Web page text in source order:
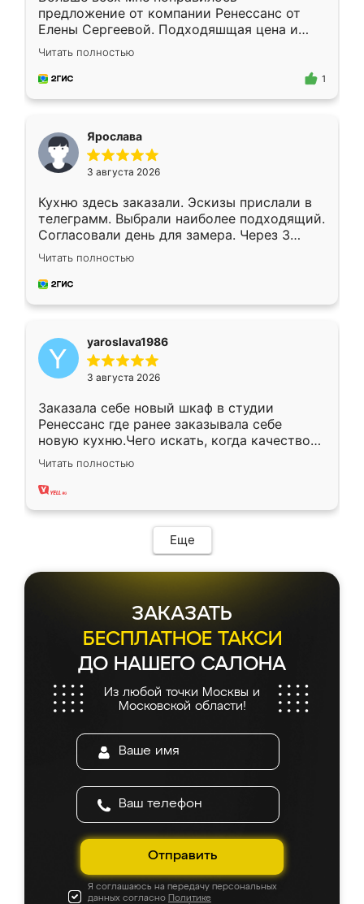
предложение от компании Ренессанс от
Елены Сергеевой. Подходяшщая цена и
короткие сроки изготовления. Приехавший
для замера сотрудник Владислав
предложил по моему эскизу самый
Читать полностью
1
Ярослава
3 августа 2026
Кухню здесь заказали. Эскизы прислали в
телеграмм. Выбрали наиболее подходящий.
Согласовали день для замера. Через 3
недели кухня была уже готова. Остались
довольны работой. Спасибо Ренессанс
мебель за качественную работу!
Читать полностью
yaroslava1986
3 августа 2026
Заказала себе новый шкаф в студии
Ренессанс где ранее заказывала себе
новую кухню.Чего искать, когда качеством
вполне довольна. Служит кухня уже почти
два года, нареканий нет.
Читать полностью
Еще
ЗАКАЗАТЬ
БЕСПЛАТНОЕ ТАКСИ
ДО НАШЕГО САЛОНА
Из любой точки Москвы и
Московской области!
Отправить
Я соглашаюсь на передачу персональных
данных согласно Политике